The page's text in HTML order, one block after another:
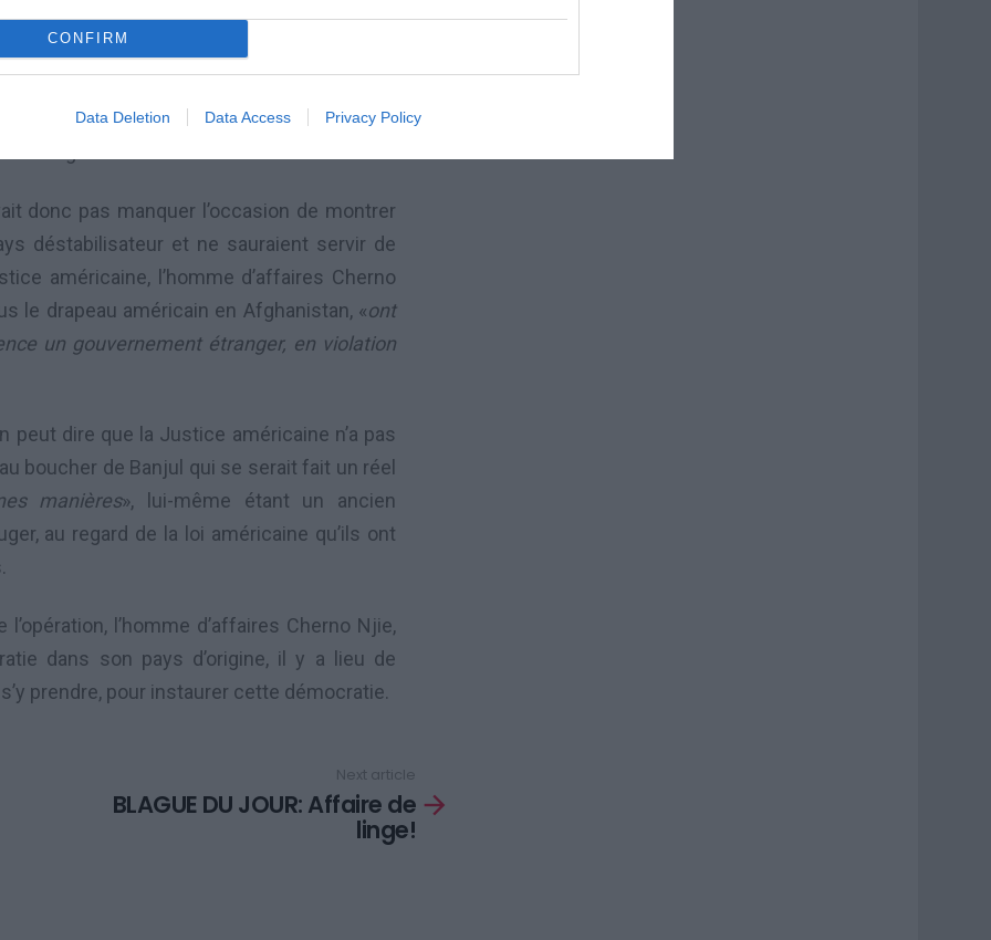
CONFIRM
Data Deletion Data Access Privacy Policy
tempête du désert censée y instaurer la
un grossier mensonge d’Etat. Ou
elle reste sourde, malgré la disposition de
à la reconnaissance de cet Etat,
Bretagne et la France entre autres.
donc pas manquer l’occasion de montrer
déstabilisateur et ne sauraient servir de
américaine, l’homme d’affaires Cherno
le drapeau américain en Afghanistan, «ont
un gouvernement étranger, en violation
peut dire que la Justice américaine n’a pas
boucher de Banjul qui se serait fait un réel
manières», lui-même étant un ancien
au regard de la loi américaine qu’ils ont
l’homme d’affaires Cherno Njie,
dans son pays d’origine, il y a lieu de
prendre, pour instaurer cette démocratie.
Next article
BLAGUE DU JOUR: Affaire de
linge!